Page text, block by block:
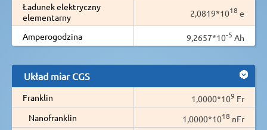
Ładunek elektryczny
elementarny
2,0819*1018 e
Amperogodzina 9,2657*10-5 Ah
Układ miar CGS
Franklin 1,0000*109 Fr
Nanofranklin
1,0000*1018 nFr